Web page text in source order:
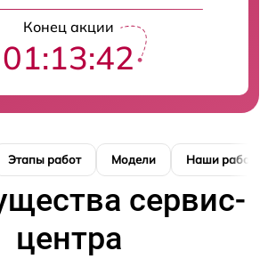
Конец акции
01:13:41
Этапы работ Модели Наши работы
сервис-
центра